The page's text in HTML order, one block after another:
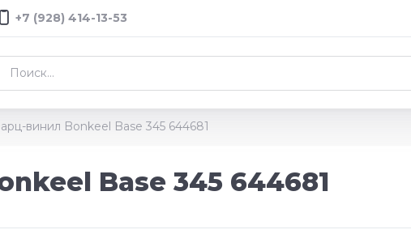
+7 (928) 414-13-53
винил Bonkeel Base 345 644681
Base 345 644681